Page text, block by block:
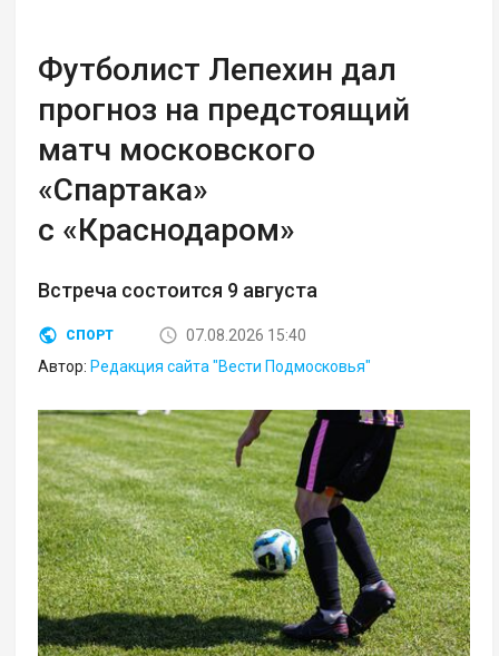
Футболист Лепехин дал
прогноз на предстоящий
матч московского
«Спартака»
с «Краснодаром»
Встреча состоится 9 августа
СПОРТ
07.08.2026 15:40
Автор: Редакция сайта "Вести Подмосковья"